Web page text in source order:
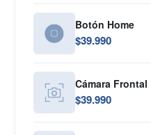
Botón Home
$39.990
Cámara Frontal
$39.990